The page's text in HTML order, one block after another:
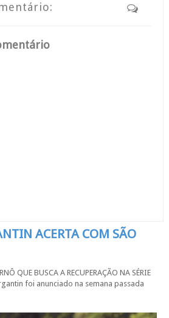
ACERTA COM SÃO
QUE BUSCA A RECUPERAÇÃO NA SÉRIE
foi anunciado na semana passada